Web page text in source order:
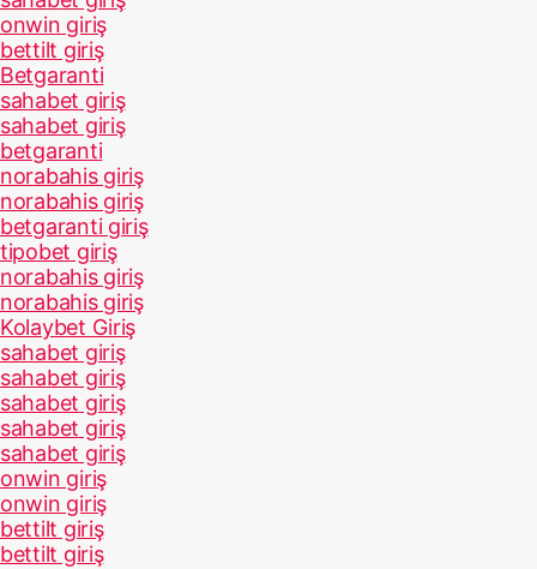
onwin giriş
bettilt giriş
Betgaranti
sahabet giriş
sahabet giriş
betgaranti
norabahis giriş
norabahis giriş
betgaranti giriş
tipobet giriş
norabahis giriş
norabahis giriş
Kolaybet Giriş
sahabet giriş
sahabet giriş
sahabet giriş
sahabet giriş
sahabet giriş
onwin giriş
onwin giriş
bettilt giriş
bettilt giriş